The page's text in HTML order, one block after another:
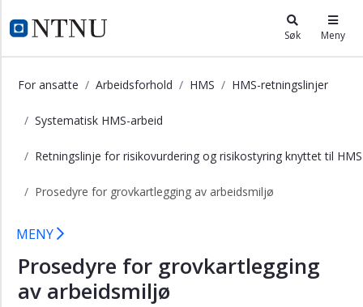
i.ntnu.no Søk Meny
For ansatte Arbeidsforhold HMS HMS-retningslinjer
Systematisk HMS-arbeid
Retningslinje for risikovurdering og risikostyring knyttet til HMS
Prosedyre for grovkartlegging av arbeidsmiljø
Prosedyre for grovkartlegging av
×
Lover
og
for
HMS
HMS-
HMS-
Systematisk
HMS-
arbeid
MENY
Prosedyre for grovkartlegging
av arbeidsmiljø